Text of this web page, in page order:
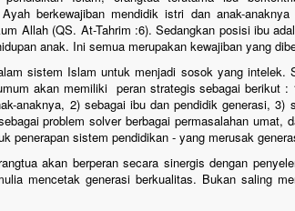
berkewajiban mendidik istri dan anak-
Allah (QS. At-Tahrim :6). Sedangkan posisi ibu
anak. Ini semua merupakan kewajiban yang
sistem Islam untuk menjadi sosok yang intelek.
akan memiliki peran strategis sebagai berikut :
anaknya, 2) sebagai ibu dan pendidik generasi, 3)
problem solver berbagai permasalahan umat,
penerapan sistem pendidikan - yang merusak
akan berperan secara sinergis dengan
mencetak generasi berkualitas. Bukan saling